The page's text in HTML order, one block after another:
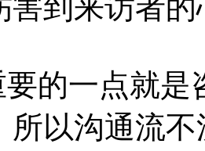
害到来访者
的一点就是
所以沟通流